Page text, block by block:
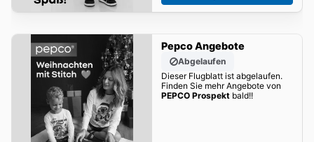
Pepco Angebote
Abgelaufen
Dieser Flugblatt ist abgelaufen.
Finden Sie mehr Angebote von
PEPCO Prospektbald!!